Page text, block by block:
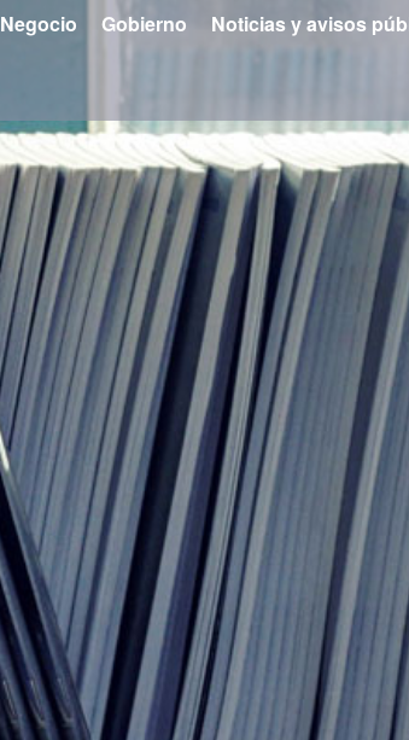
Negocio Gobierno Noticias y avisos